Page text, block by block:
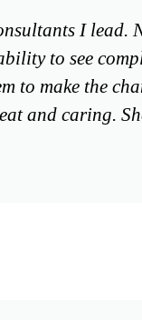
I lead.
to see
make the
and caring.